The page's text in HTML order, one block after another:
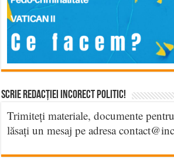
Scrie Redacției Incorect Politic!
Trimiteți materiale, documente
lăsați un mesaj pe adresa